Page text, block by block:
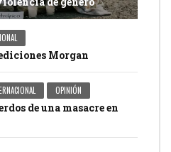
Morgan
OPINIÓN
de una masacre en